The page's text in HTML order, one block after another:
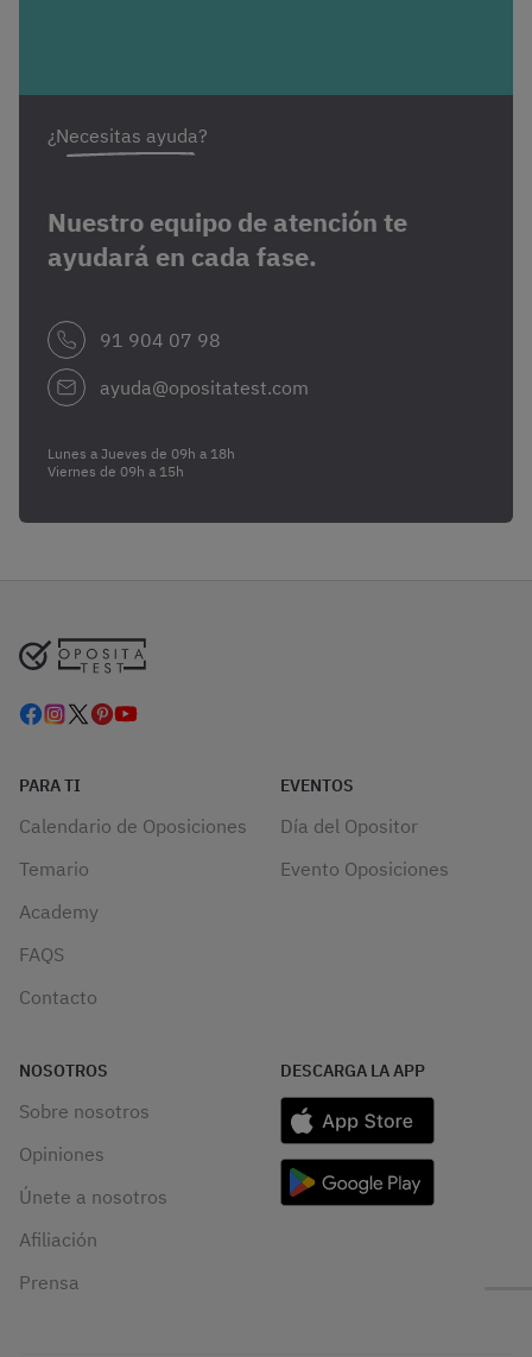
¿Necesitas ayuda?
Nuestro equipo de atención te
ayudará en cada fase.
91 904 07 98
ayuda@opositatest.com
Lunes a Jueves de 09h a 18h
Viernes de 09h a 15h